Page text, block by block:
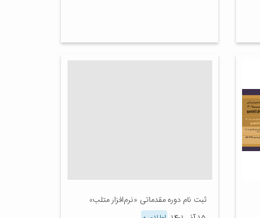
ثبت نام دوره مقدماتی «نرم‌افزار متلب»